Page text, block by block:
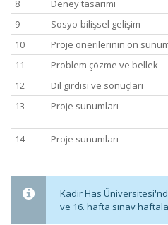
8
Deney tasarımı
9
Sosyo-bilişsel gelişim
10
Proje önerilerinin ön
11
Problem çözme ve bellek
12
Dil girdisi ve sonuçları
13
Proje sunumları
14
Proje sunumları
Kadir Has
ve 16. hafta sınav